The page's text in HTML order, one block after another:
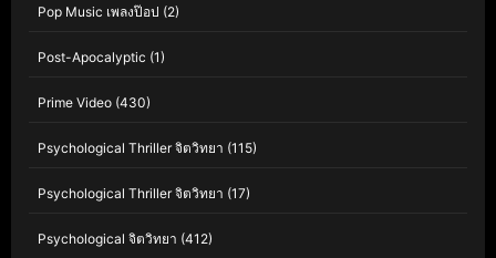
Pop Music เพลงป๊อป (2)
Post-Apocalyptic (1)
Prime Video (430)
Psychological Thriller จิตวิทยา (115)
Psychological Thriller จิตวิทยา (17)
Psychological จิตวิทยา (412)